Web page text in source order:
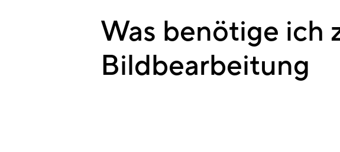
Was benötige ich
Bildbearbeitung